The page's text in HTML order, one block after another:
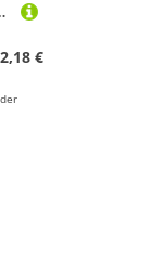
Weiche Schwanzrahmen(165mm)
€